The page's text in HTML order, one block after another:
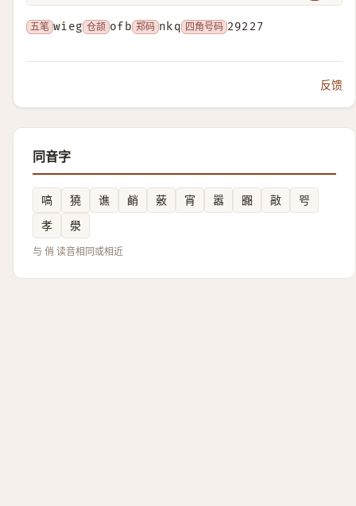
五笔 wieg 仓颉 ofb 郑码 nkq 四角号码 29227
反馈
同音字
嗃 獟 谯 䴛 薂 宵 嚣 嚻 㪣
㕺
孝
澩
与 俏 读音相同或相近